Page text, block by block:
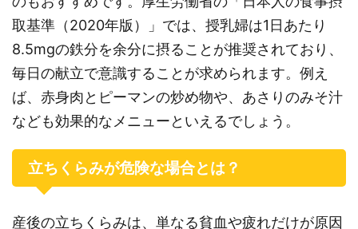
取基準（2020年版）」では、授乳婦は1日あたり
8.5mgの鉄分を余分に摂ることが推奨されており、
毎日の献立で意識することが求められます。例え
ば、赤身肉とピーマンの炒め物や、あさりのみそ汁
なども効果的なメニューといえるでしょう。
立ちくらみが危険な場合とは？
産後の立ちくらみは、単なる貧血や疲れだけが原因